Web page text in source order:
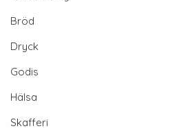
Bröd
Dryck
Godis
Hälsa
Skafferi